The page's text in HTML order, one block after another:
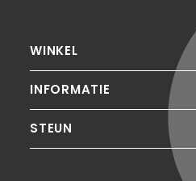
WINKEL
INFORMATIE
STEUN